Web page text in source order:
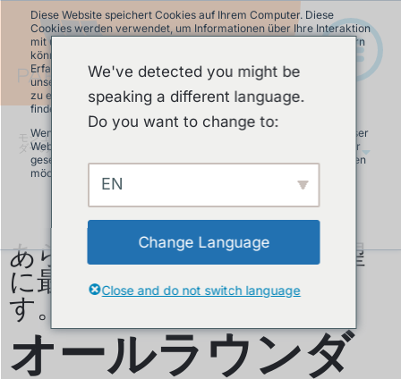
Diese Website speichert Cookies auf Ihrem Computer. Diese
Cookies werden verwendet, um Informationen über Ihre Interaktion
mit unserer Website zu erfassen und damit wir uns an Sie erinnern
können. Wir nutzen diese Informationen, um Ihre Website-
Erfahrung zu optimieren und um Analysen und Kennzahlen über
unsere Besucher auf dieser Website und anderen Medien-Seiten
zu erstellen. Mehr Infos über die von uns eingesetzten Cookies
finden Sie in unserer Datenschutzrichtlinie.
Wenn Sie ablehnen, werden Ihre Informationen beim Besuch dieser
Website nicht erfasst. Ein einzelnes Cookie wird in Ihrem Browser
gesetzt, um daran zu erinnern, dass Sie nicht nachverfolgt werden
möchten.
モジュラーパンプトラック
ダーのためのアップグレード
あらゆる目的とあらゆる要望
に最適なソリューションで
す。
オールラウンダ
We've detected you might be
speaking a different language.
Do you want to change to:
EN
Change Language
Close and do not switch language